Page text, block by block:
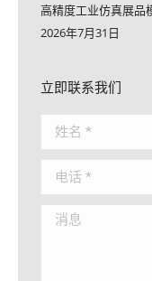
高精度工业仿真展品
2026年7月31日
立即联系我们
姓名 *
电话 *
消息